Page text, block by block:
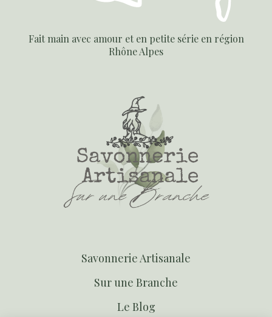
Fait main avec amour et en petite série en région
Rhône Alpes
Savonnerie Artisanale
Sur une Branche
Le Blog